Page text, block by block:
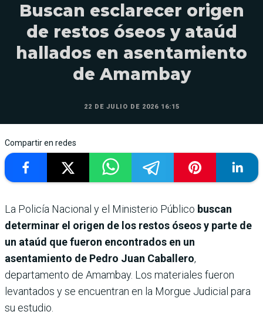
Buscan esclarecer origen
de restos óseos y ataúd
hallados en asentamiento
de Amambay
22 DE JULIO DE 2026 16:15
Compartir en redes
La Policía Nacional y el Ministerio Público buscan
determinar el origen de los restos óseos y parte de
un ataúd que fueron encontrados en un
asentamiento de Pedro Juan Caballero,
departamento de Amambay. Los materiales fueron
levantados y se encuentran en la Morgue Judicial para
su estudio.